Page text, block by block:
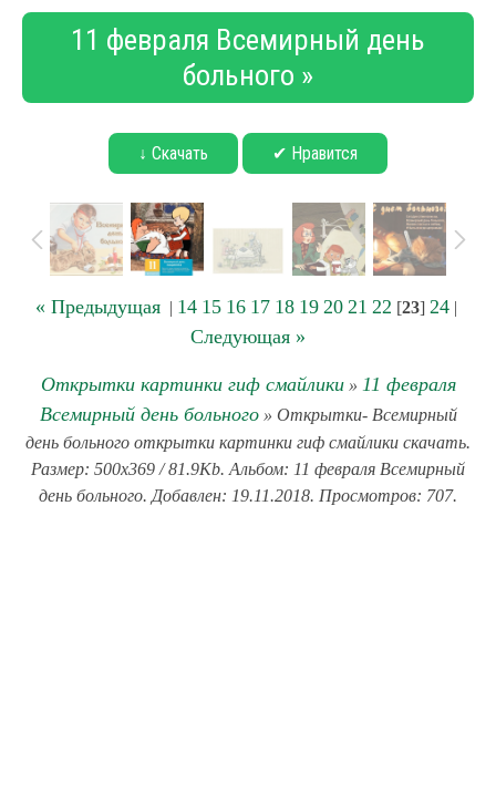
11 февраля Всемирный день
больного »
↓ Скачать ✔ Нравится
« Предыдущая| 14 15 16 17 18 19 20 21 22 [23] 24|
Следующая »
Открытки картинки гиф смайлики» 11 февраля
Всемирный день больного» Открытки- Всемирный
день больного открытки картинки гиф смайлики скачать.
Размер: 500x369 / 81.9Kb. Альбом: 11 февраля Всемирный
день больного. Добавлен: 19.11.2018. Просмотров: 707.